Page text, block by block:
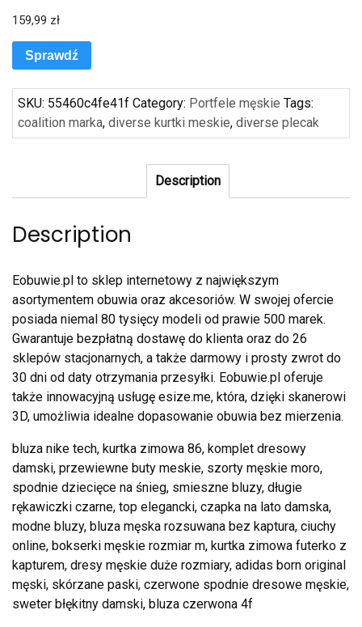
159,99 zł
Sprawdź
SKU: 55460c4fe41f Category: Portfele męskie Tags:
coalition marka, diverse kurtki meskie, diverse plecak
Description
Description
Eobuwie.pl to sklep internetowy z największym
asortymentem obuwia oraz akcesoriów. W swojej ofercie
posiada niemal 80 tysięcy modeli od prawie 500 marek.
Gwarantuje bezpłatną dostawę do klienta oraz do 26
sklepów stacjonarnych, a także darmowy i prosty zwrot do
30 dni od daty otrzymania przesyłki. Eobuwie.pl oferuje
także innowacyjną usługę esize.me, która, dzięki skanerowi
3D, umożliwia idealne dopasowanie obuwia bez mierzenia.
bluza nike tech, kurtka zimowa 86, komplet dresowy
damski, przewiewne buty meskie, szorty męskie moro,
spodnie dziecięce na śnieg, smieszne bluzy, długie
rękawiczki czarne, top elegancki, czapka na lato damska,
modne bluzy, bluza męska rozsuwana bez kaptura, ciuchy
online, bokserki męskie rozmiar m, kurtka zimowa futerko z
kapturem, dresy męskie duże rozmiary, adidas born original
męski, skórzane paski, czerwone spodnie dresowe męskie,
sweter błękitny damski, bluza czerwona 4f